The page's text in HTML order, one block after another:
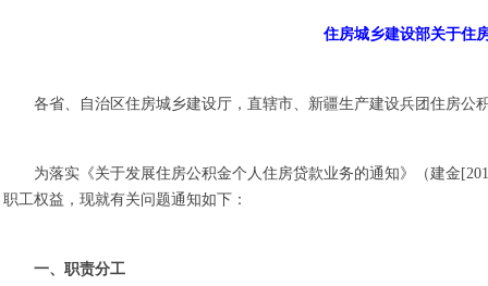
住房城乡建设部关于住
各省、自治区住房城乡建设厅，直辖市、新疆生产建设兵团住房公
为落实《关于发展住房公积金个人住房贷款业务的通知》（建金
职工权益，现就有关问题通知如下：
一、职责分工